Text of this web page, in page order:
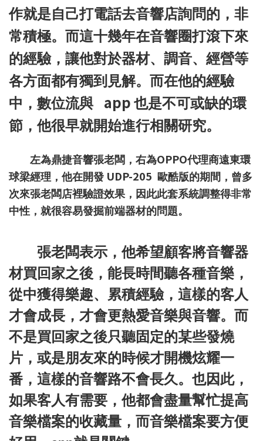
作就是自己打電話去音響店詢問的，非
常積極。而這十幾年在音響圈打滾下來
的經驗，讓他對於器材、調音、經營等
各方面都有獨到見解。而在他的經驗
中，數位流與 app 也是不可或缺的環
節，他很早就開始進行相關研究。
左為鼎捷音響張老闆，右為OPPO代理商遠東環
球梁經理，他在開發 UDP-205 歐酷版的期間，曾多
次來張老闆店裡驗證效果 ，因此此套系統調整得非常
中性，就很容易發掘前端器材的問題。
張老闆表示，他希望顧客將音響器
材買回家之後，能長時間聽各種音樂，
從中獲得樂趣、累積經驗，這樣的客人
才會成長，才會更熱愛音樂與音響。而
不是買回家之後只聽固定的某些發燒
片，或是朋友來的時候才開機炫耀一
番，這樣的音響路不會長久。也因此，
如果客人有需要，他都會盡量幫忙提高
音樂檔案的收藏量，而音樂檔案要方便